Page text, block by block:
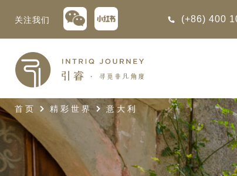
陆
蒙
加
和黑塞哥维那
三重奏: 野性、山海与醇香（2026
日-9月25日）
大丘吉尔北极熊、白鲸与飞鸟
7月14日 – 7月21日）
| AMANWELLA印度洋锡兰时光
｜文华东方迪沙鲁海岸THE
酒店
队
伙伴
关注我们 (+86) 400
首页 精彩世界 意大利